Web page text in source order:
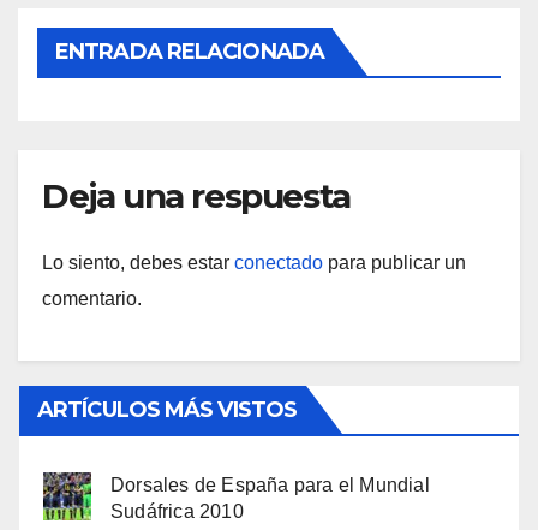
ENTRADA RELACIONADA
Deja una respuesta
Lo siento, debes estar conectado para publicar un
comentario.
ARTÍCULOS MÁS VISTOS
Dorsales de España para el Mundial
Sudáfrica 2010